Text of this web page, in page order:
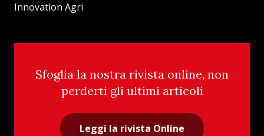
Innovation Agri
Sfoglia la nostra rivista online, non
perderti gli ultimi articoli
Leggi la rivista Online